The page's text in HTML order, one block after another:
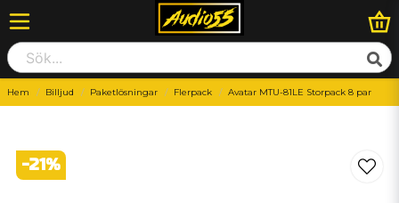
Hem Billjud Paketlösningar Flerpack Avatar MTU-81LE Storpack 8 par
-21%